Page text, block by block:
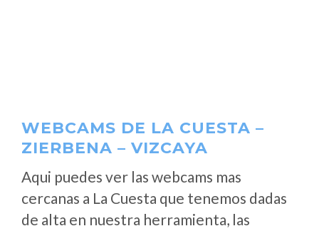
WEBCAMS DE LA CUESTA –
ZIERBENA – VIZCAYA
Aqui puedes ver las webcams mas
cercanas a La Cuesta que tenemos dadas
de alta en nuestra herramienta, las